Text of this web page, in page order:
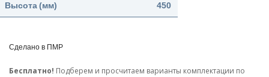
Высота (мм) 450
Сделано в ПМР
Бесплатно! Подберем и просчитаем варианты комплектации по